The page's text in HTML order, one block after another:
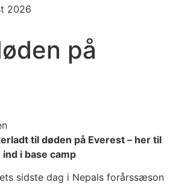
på
til døden på Everest – her til
i base camp
sidste dag i Nepals forårssæson